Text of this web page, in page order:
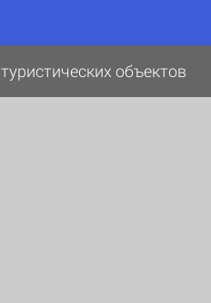
туристических объектов